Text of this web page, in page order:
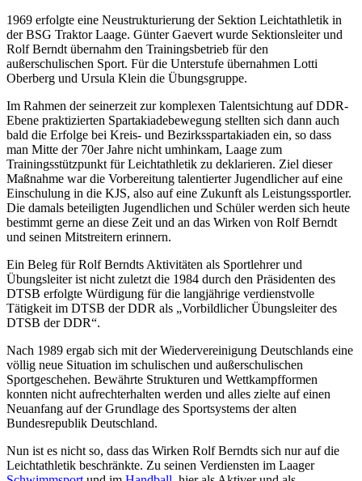
1969 erfolgte eine Neustrukturierung der Sektion Leichtathletik in
der BSG Traktor Laage. Günter Gaevert wurde Sektionsleiter und
Rolf Berndt übernahm den Trainingsbetrieb für den
außerschulischen Sport. Für die Unterstufe übernahmen Lotti
Oberberg und Ursula Klein die Übungsgruppe.
Im Rahmen der seinerzeit zur komplexen Talentsichtung auf DDR-
Ebene praktizierten Spartakiadebewegung stellten sich dann auch
bald die Erfolge bei Kreis- und Bezirksspartakiaden ein, so dass
man Mitte der 70er Jahre nicht umhinkam, Laage zum
Trainingsstützpunkt für Leichtathletik zu deklarieren. Ziel dieser
Maßnahme war die Vorbereitung talentierter Jugendlicher auf eine
Einschulung in die KJS, also auf eine Zukunft als Leistungssportler.
Die damals beteiligten Jugendlichen und Schüler werden sich heute
bestimmt gerne an diese Zeit und an das Wirken von Rolf Berndt
und seinen Mitstreitern erinnern.
Ein Beleg für Rolf Berndts Aktivitäten als Sportlehrer und
Übungsleiter ist nicht zuletzt die 1984 durch den Präsidenten des
DTSB erfolgte Würdigung für die langjährige verdienstvolle
Tätigkeit im DTSB der DDR als „Vorbildlicher Übungsleiter des
DTSB der DDR“.
Nach 1989 ergab sich mit der Wiedervereinigung Deutschlands eine
völlig neue Situation im schulischen und außerschulischen
Sportgeschehen. Bewährte Strukturen und Wettkampfformen
konnten nicht aufrechterhalten werden und alles zielte auf einen
Neuanfang auf der Grundlage des Sportsystems der alten
Bundesrepublik Deutschland.
Nun ist es nicht so, dass das Wirken Rolf Berndts sich nur auf die
Leichtathletik beschränkte. Zu seinen Verdiensten im Laager